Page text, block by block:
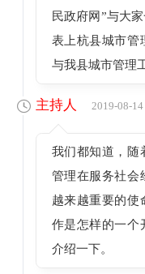
民政府网”与大
表上杭县城市管
与我县城市管理
主持人 2019-08-
我们都知道，随
管理在服务社会
越来越重要的使
作是怎样的一个
介绍一下。